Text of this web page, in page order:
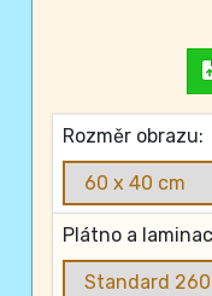
Rozměr obrazu:
Plátno a